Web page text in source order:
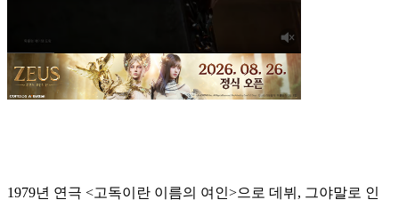
1979년 연극 <고독이란 이름의 여인>으로 데뷔, 그야말로 인